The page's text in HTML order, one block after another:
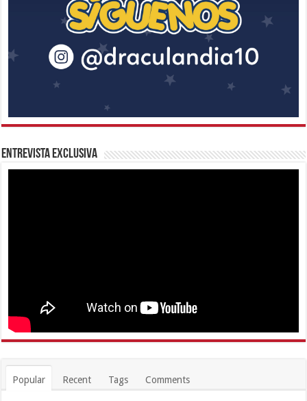
Entrevista Exclusiva
Popular Recent Tags Comments